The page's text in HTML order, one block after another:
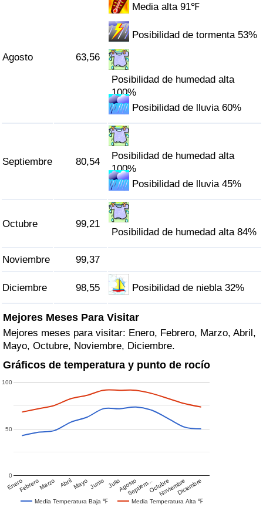
Agosto 63,56
Media alta 91℉
Posibilidad de tormenta 53%
Posibilidad de humedad alta
100%
Posibilidad de lluvia 60%
Septiembre 80,54
Posibilidad de humedad alta
100%
Posibilidad de lluvia 45%
Octubre 99,21
Posibilidad de humedad alta 84%
Noviembre 99,37
Diciembre 98,55 Posibilidad de niebla 32%
Mejores Meses Para Visitar
Mejores meses para visitar: Enero, Febrero, Marzo, Abril,
Mayo, Octubre, Noviembre, Diciembre.
Gráficos de temperatura y punto de rocío
Media Temperatura Baja ℉ Media Temperatura Alta ℉
EneroFebreroMarzo AbrilMayo Junio JulioAgosto
Septiem…OctubreNoviembreDiciembre
0
50
100